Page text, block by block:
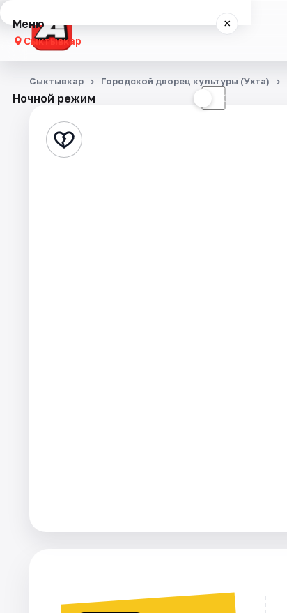
Меню ×
Сыктывкар
Концерты
Стендап
Ночной режим ☾
Сыктывкар Городской дворец культуры (Ухта)